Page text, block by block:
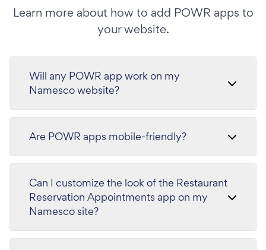
Learn more about how to add POWR apps to
your website.
Will any POWR app work on my
Namesco website?
Are POWR apps mobile-friendly?
Can I customize the look of the Restaurant
Reservation Appointments app on my
Namesco site?